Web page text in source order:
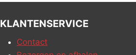
KLANTENSERVICE
Contact